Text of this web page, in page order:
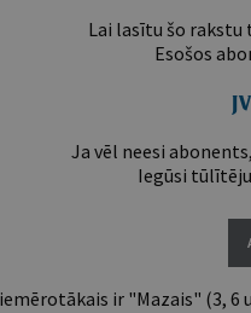
Lai lasītu šo rakstu
Esošos
Ja vēl neesi
Iegūsi
ir "Mazais" (3, 6